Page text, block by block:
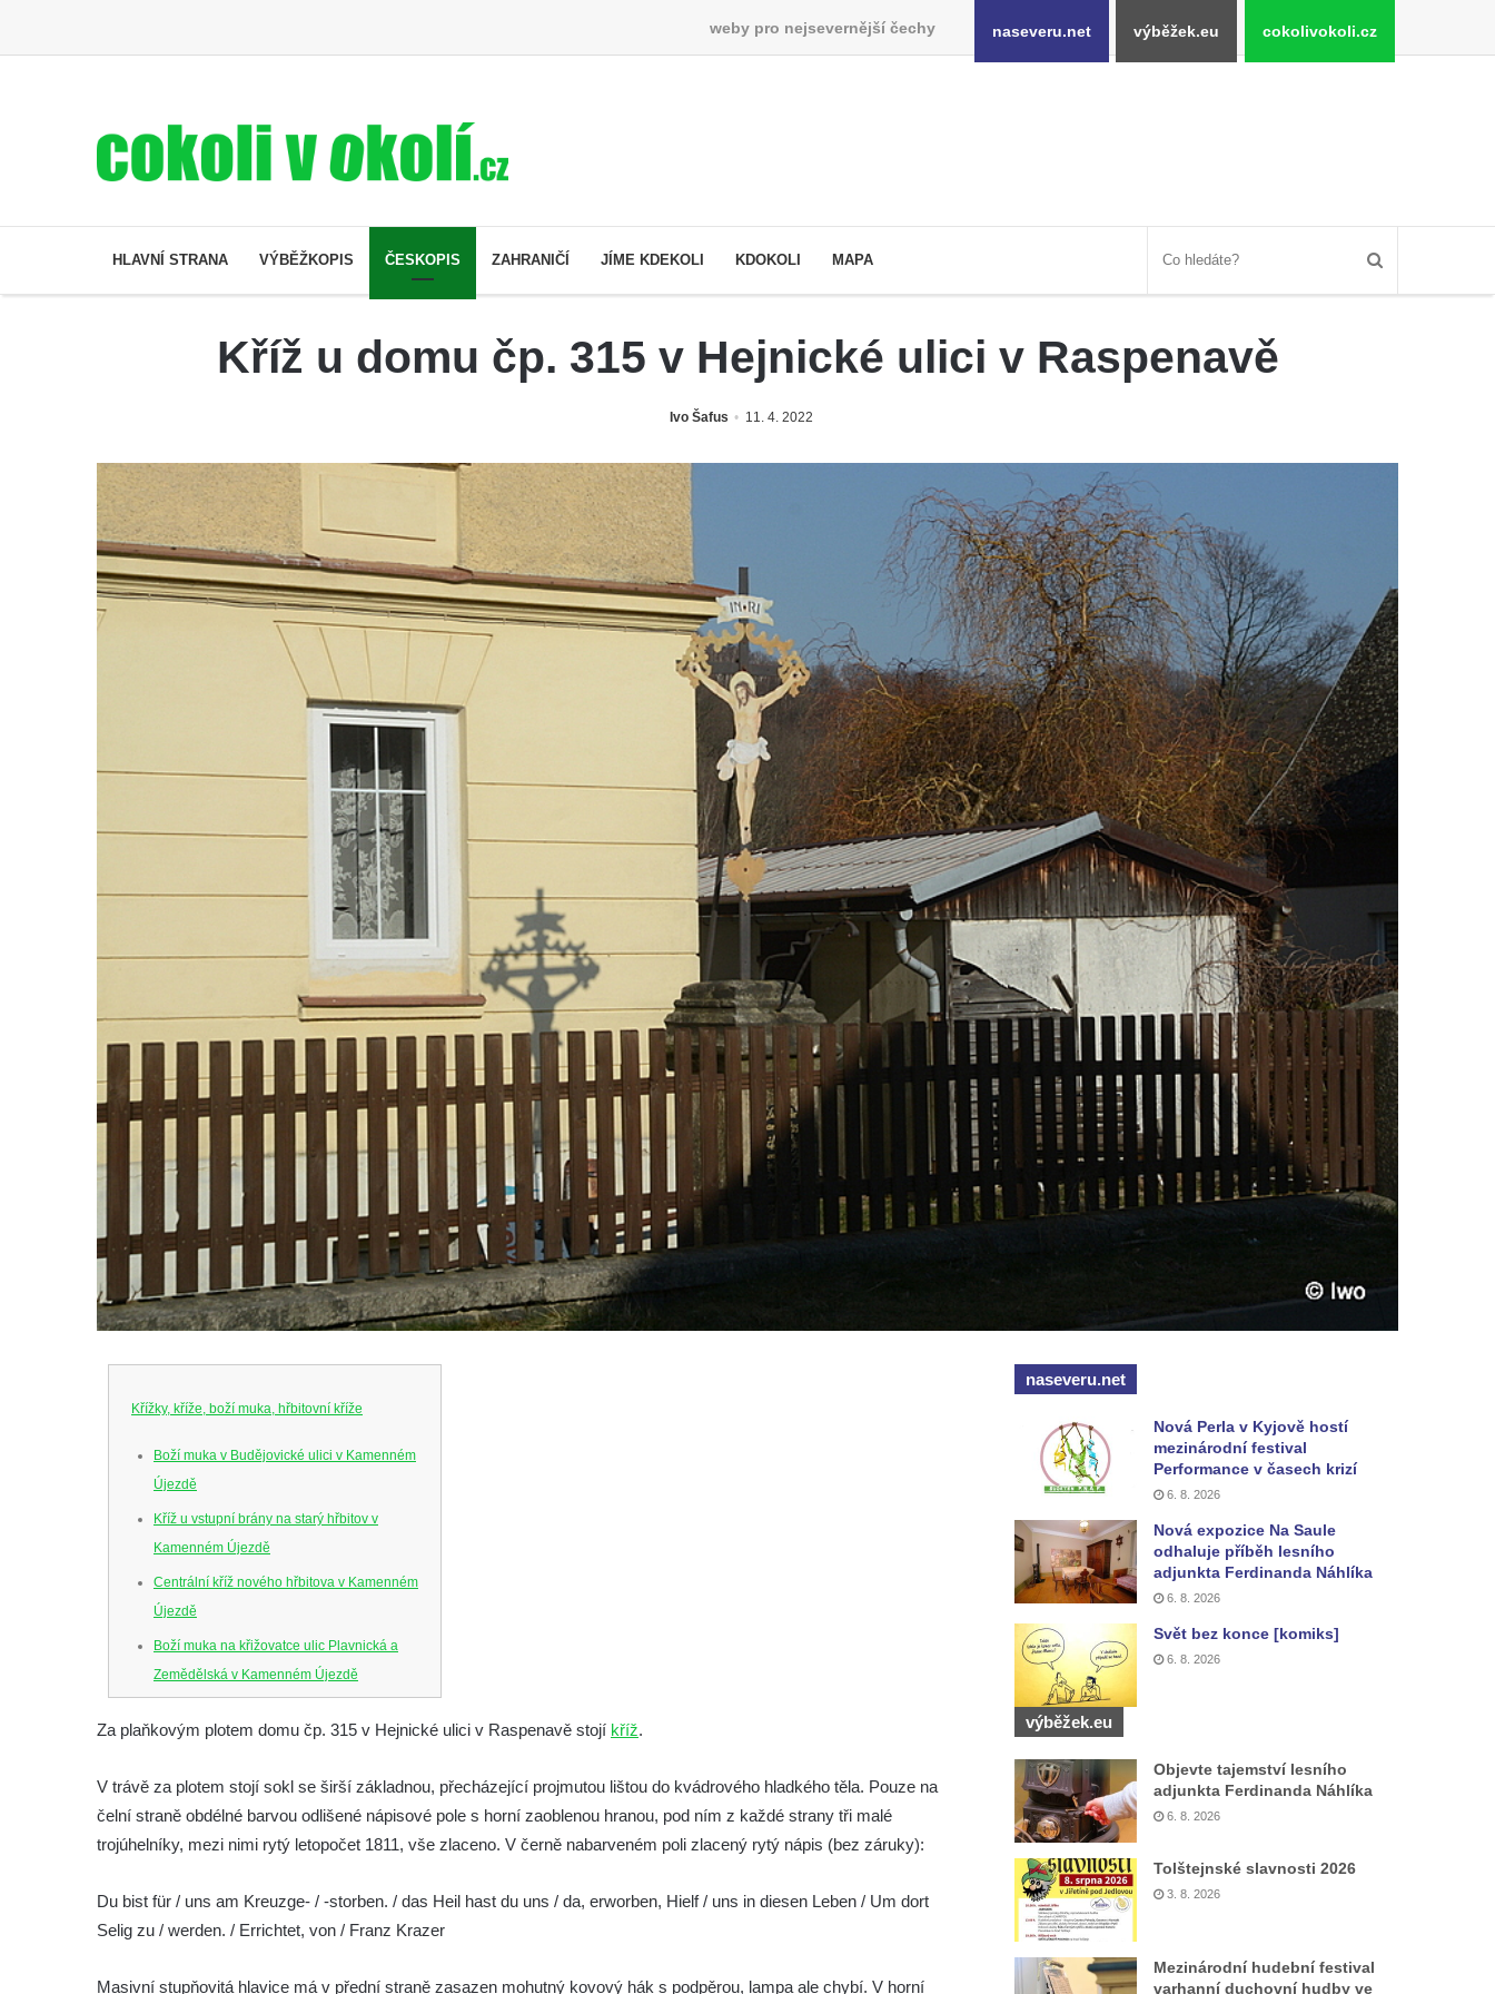
weby pro nejsevernější čechy naseveru.net výběžek.eu cokolivokoli.cz
HLAVNÍ STRANA VÝBĚŽKOPIS ČESKOPIS ZAHRANIČÍ JÍME KDEKOLI KDOKOLI MAPA
Kříž u domu čp. 315 v Hejnické ulici v Raspenavě
Ivo Šafus 11. 4. 2022
Křížky, kříže, boží muka, hřbitovní kříže
Boží muka v Budějovické ulici v Kamenném
Újezdě
Kříž u vstupní brány na starý hřbitov v
Kamenném Újezdě
Centrální kříž nového hřbitova v Kamenném
Újezdě
Boží muka na křižovatce ulic Plavnická a
Zemědělská v Kamenném Újezdě
v Kamenném Újezdě
v Kamenném Újezdě
Kříž v Dělnické ulici v Kamenném Újezdě
Malší ve Velešíně
Centrální kříž hřbitova ve Velešíně
Za plaňkovým plotem domu čp. 315 v Hejnické ulici v Raspenavě stojí kříž.
V trávě za plotem stojí sokl se širší základnou, přecházející projmutou lištou do kvádrového hladkého těla. Pouze na
čelní straně obdélné barvou odlišené nápisové pole s horní zaoblenou hranou, pod ním z každé strany tři malé
trojúhelníky, mezi nimi rytý letopočet 1811, vše zlaceno. V černě nabarveném poli zlacený rytý nápis (bez záruky):
Du bist für / uns am Kreuzge- / -storben. / das Heil hast du uns / da, erworben, Hielf / uns in diesen Leben / Um dort
Selig zu / werden. / Errichtet, von / Franz Krazer
Masivní stupňovitá hlavice má v přední straně zasazen mohutný kovový hák s podpěrou, lampa ale chybí. V horní
naseveru.net
Nová Perla v Kyjově hostí
mezinárodní festival
Performance v časech krizí
6. 8. 2026
Nová expozice Na Saule
odhaluje příběh lesního
adjunkta Ferdinanda Náhlíka
6. 8. 2026
Svět bez konce [komiks]
6. 8. 2026
výběžek.eu
Objevte tajemství lesního
adjunkta Ferdinanda Náhlíka
6. 8. 2026
Tolštejnské slavnosti 2026
3. 8. 2026
Mezinárodní hudební festival
varhanní duchovní hudby ve